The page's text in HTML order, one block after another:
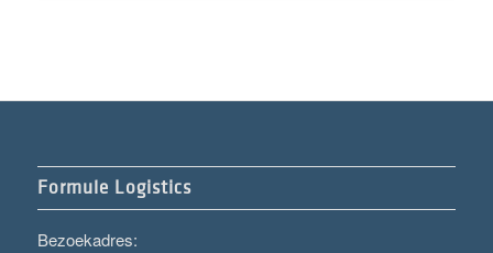
Formule Logistics
Bezoekadres: